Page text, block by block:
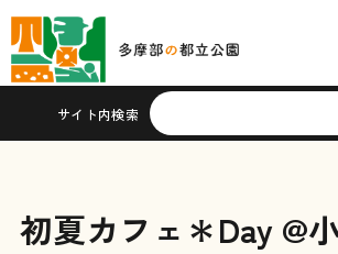
サイト内検索
初夏カフェ＊Day @